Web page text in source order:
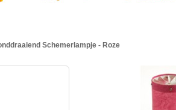
Schemerlampje - Roze